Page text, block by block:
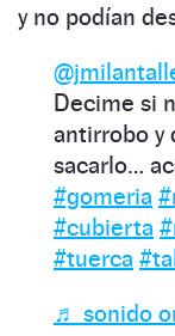
y no podían
Decime si
antirrobo y
sacarlo…
#gomeria
#cubierta
#tuerca
♬ sonido